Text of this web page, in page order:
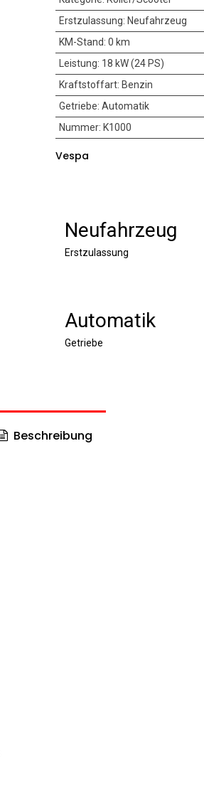
Erstzulassung: Neufahrzeug
KM-Stand: 0 km
Leistung: 18 kW (24 PS)
Kraftstoffart: Benzin
Getriebe: Automatik
Nummer: K1000
Vespa
Neufahrzeug
Erstzulassung
Automatik
Getriebe
Beschreibung